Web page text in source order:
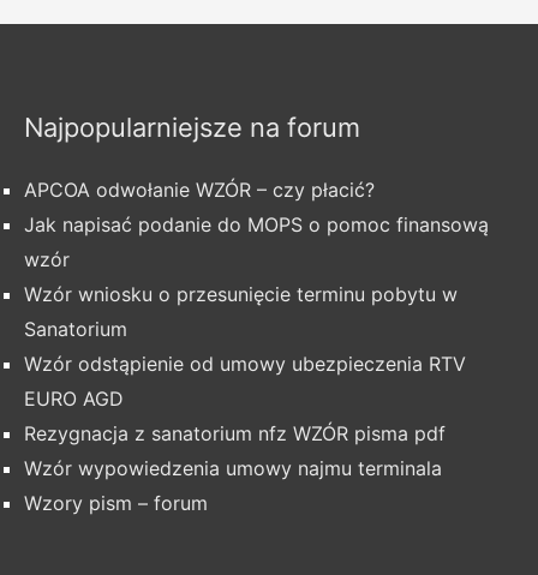
Najpopularniejsze na forum
APCOA odwołanie WZÓR – czy płacić?
Jak napisać podanie do MOPS o pomoc finansową
wzór
Wzór wniosku o przesunięcie terminu pobytu w
Sanatorium
Wzór odstąpienie od umowy ubezpieczenia RTV
EURO AGD
Rezygnacja z sanatorium nfz WZÓR pisma pdf
Wzór wypowiedzenia umowy najmu terminala
Wzory pism – forum